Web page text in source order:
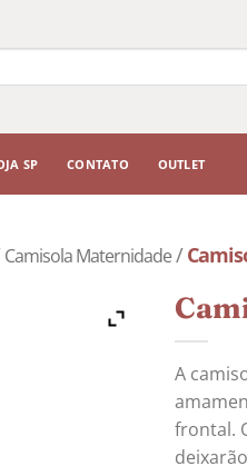
SP CONTATO OUTLET
Camisola Maternidade/
A
frontal.